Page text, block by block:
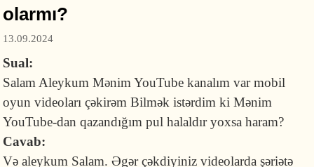
olarmı?
13.09.2024
Sual:
Salam Aleykum Mənim YouTube kanalım var mobil
oyun videoları çəkirəm Bilmək istərdim ki Mənim
YouTube-dan qazandığım pul halaldır yoxsa haram?
Cavab:
Və aleykum Salam. Əgər çəkdiyiniz videolarda şəriətə